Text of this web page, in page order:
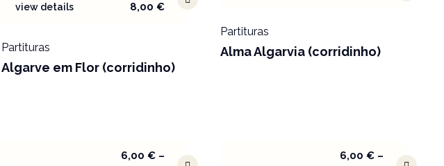
view details
8,00€
Partituras
Algarve em Flor (corridinho)
Partituras
Alma Algarvia (corridinho)
6,00€ –
6,00€ –